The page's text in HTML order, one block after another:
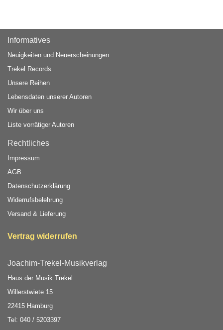
Informatives
Neuigkeiten und Neuerscheinungen
Trekel Records
Unsere Reihen
Lebensdaten unserer Autoren
Wir über uns
Liste vorrätiger Autoren
Rechtliches
Impressum
AGB
Datenschutzerklärung
Widerrufsbelehrung
Versand & Lieferung
Vertrag widerrufen
Joachim-Trekel-Musikverlag
Haus der Musik Trekel
Willerstwiete 15
22415 Hamburg
Tel: 040 / 5203397